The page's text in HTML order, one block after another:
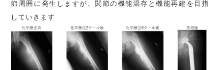
節周囲に発生しますが、関節の機能温存と機能再建を目指
していきます